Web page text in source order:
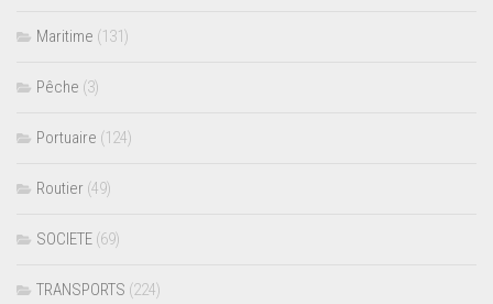
Maritime (131)
Pêche (3)
Portuaire (124)
Routier (49)
SOCIETE (69)
TRANSPORTS (224)